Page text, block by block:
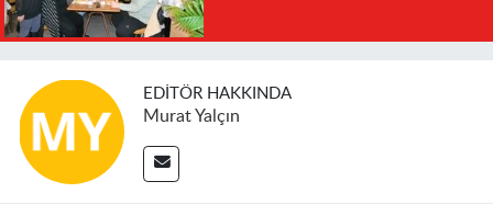
EDITÖR HAKKINDA
Murat Yalçın